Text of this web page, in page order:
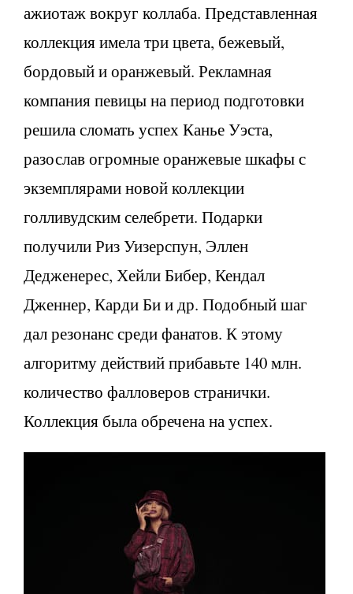
ажиотаж вокруг коллаба. Представленная
коллекция имела три цвета, бежевый,
бордовый и оранжевый. Рекламная
компания певицы на период подготовки
решила сломать успех Канье Уэста,
разослав огромные оранжевые шкафы с
экземплярами новой коллекции
голливудским селебрети. Подарки
получили Риз Уизерспун, Эллен
Дедженерес, Хейли Бибер, Кендал
Дженнер, Карди Би и др. Подобный шаг
дал резонанс среди фанатов. К этому
алгоритму действий прибавьте 140 млн.
количество фалловеров странички.
Коллекция была обречена на успех.